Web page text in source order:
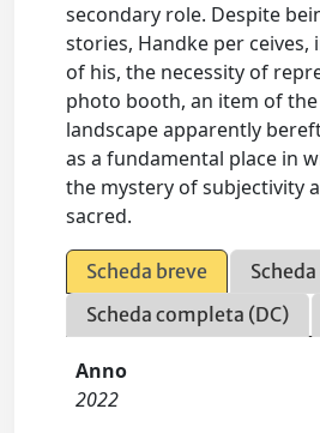
secondary role. Despite
stories, Handke per ceives,
of his, the necessity of
photo booth, an item of
landscape apparently
as a fundamental place in
the mystery of subjectivity
sacred.
Scheda breve
Scheda completa (DC)
Anno
2022